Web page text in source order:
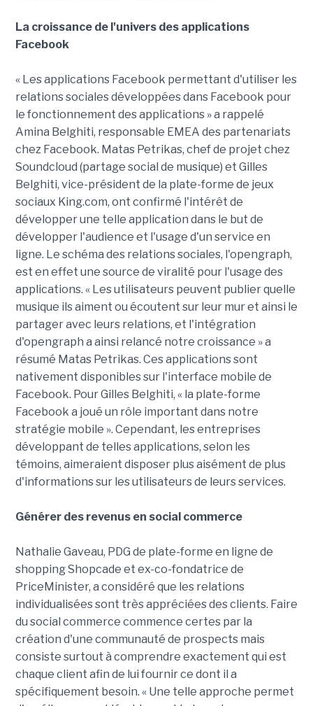
La croissance de l'univers des applications
Facebook
« Les applications Facebook permettant d'utiliser les
relations sociales développées dans Facebook pour
le fonctionnement des applications » a rappelé
Amina Belghiti, responsable EMEA des partenariats
chez Facebook. Matas Petrikas, chef de projet chez
Soundcloud (partage social de musique) et Gilles
Belghiti, vice-président de la plate-forme de jeux
sociaux King.com, ont confirmé l'intérêt de
développer une telle application dans le but de
développer l'audience et l'usage d'un service en
ligne. Le schéma des relations sociales, l'opengraph,
est en effet une source de viralité pour l'usage des
applications. « Les utilisateurs peuvent publier quelle
musique ils aiment ou écoutent sur leur mur et ainsi le
partager avec leurs relations, et l'intégration
d'opengraph a ainsi relancé notre croissance » a
résumé Matas Petrikas. Ces applications sont
nativement disponibles sur l'interface mobile de
Facebook. Pour Gilles Belghiti, « la plate-forme
Facebook a joué un rôle important dans notre
stratégie mobile ». Cependant, les entreprises
développant de telles applications, selon les
témoins, aimeraient disposer plus aisément de plus
d'informations sur les utilisateurs de leurs services.
Générer des revenus en social commerce
Nathalie Gaveau, PDG de plate-forme en ligne de
shopping Shopcade et ex-co-fondatrice de
PriceMinister, a considéré que les relations
individualisées sont très appréciées des clients. Faire
du social commerce commence certes par la
création d'une communauté de prospects mais
consiste surtout à comprendre exactement qui est
chaque client afin de lui fournir ce dont il a
spécifiquement besoin. « Une telle approche permet